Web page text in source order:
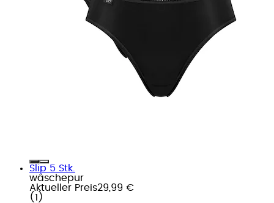
Slip 5 Stk.
wäschepur
Aktueller Preis29,99 €
( 1 )